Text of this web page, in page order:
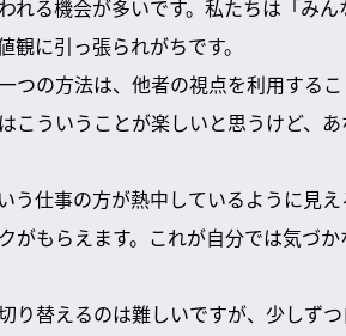
る機会が多いです。私たちは「みん
に引っ張られがちです。
つの方法は、他者の視点を利用する
こういうことが楽しいと思うけど、
う仕事の方が熱中しているように見
がもらえます。これが自分では気づ
り替えるのは難しいですが、少しず